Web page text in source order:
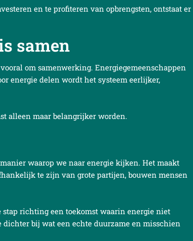
en te profiteren van opbrengsten, ontstaat er
samen
om samenwerking. Energiegemeenschappen
energie delen wordt het systeem eerlijker,
alleen maar belangrijker worden.
waarop we naar energie kijken. Het maakt
te zijn van grote partijen, bouwen mensen
stap richting een toekomst waarin energie niet
dichter bij wat een echte duurzame en misschien